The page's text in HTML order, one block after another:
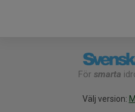
För smarta
Välj version: